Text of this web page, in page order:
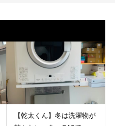
【乾太くん】冬は洗濯物が